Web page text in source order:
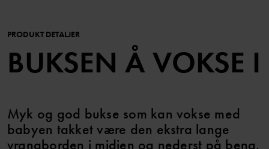
PRODUKT DETALJER
BUKSEN Å VOKSE I
Myk og god bukse som kan vokse med
babyen takket være den ekstra lange
vrangborden i midjen og nederst på bena,